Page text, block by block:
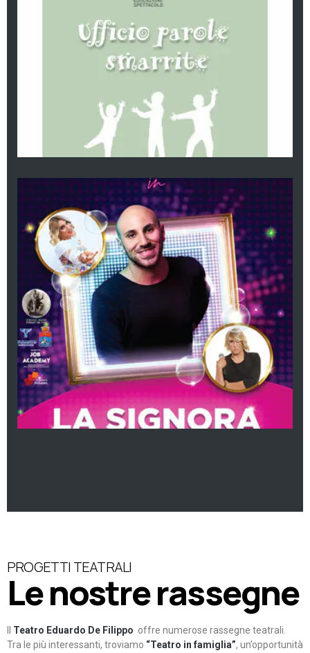
PROGETTI TEATRALI
Le nostre rassegne
Teatro Eduardo De Filippo offre numerose rassegne teatrali.
Tra le più interessanti, troviamo “Teatro in famiglia”, un’opportunità